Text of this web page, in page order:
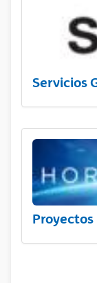
Servicios